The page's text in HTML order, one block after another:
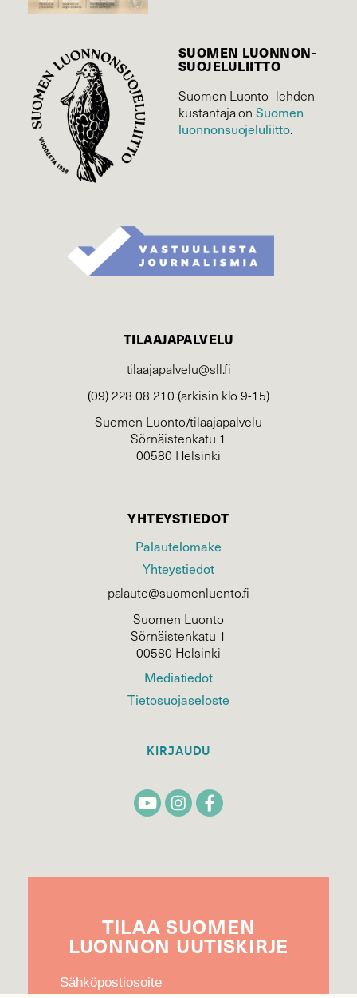
SUOMEN LUONNON­
SUOJELU­LIITTO
Suomen Luonto -lehden
kustantaja onSuomen
luonnonsuojelu­liitto.
TILAAJAPALVELU
tilaajapalvelu@sll.fi
(09) 228 08 210 (arkisin klo 9-15)
Suomen Luonto/tilaajapalvelu
Sörnäistenkatu 1
00580 Helsinki
YHTEYSTIEDOT
Palautelomake
Yhteystiedot
palaute@suomenluonto.fi
Suomen Luonto
Sörnäistenkatu 1
00580 Helsinki
Mediatiedot
Tietosuojaseloste
KIRJAUDU
TILAA SUOMEN
LUONNON UUTIS­KIRJE
Sähköpostiosoite